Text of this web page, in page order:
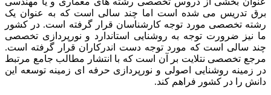
برق تدریس می شده است اما چند سالی است که به عنوان یک
رشته تخصصی مورد توجه کارشناسان قرار گرفته است. در کشور
ما نیز ضرورت توجه به روشنایی استاندارد و نورپردازی تخصصی
چند سالی است که مورد توجه دست اندرکاران قرار گرفته است.
مرجع تخصصی نتلایت بر آن است که با انتشار مطالب جامع مرتبط
در زمینه روشنایی اصولی و نورپردازی حرفه ای زمینه توسعه این
دانش را در کشور فراهم کند.